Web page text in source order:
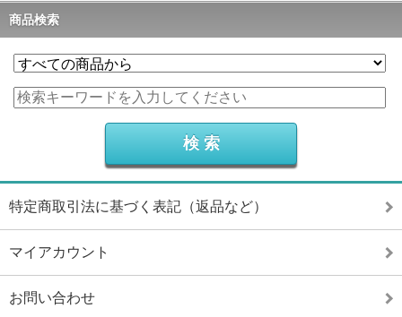
商品検索
特定商取引法に基づく表記（返品など）
マイアカウント
お問い合わせ